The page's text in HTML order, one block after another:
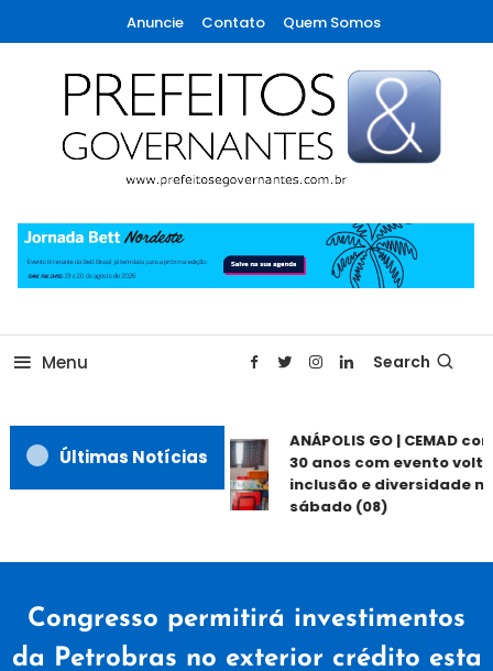
To
Content
Anuncie Contato Quem Somos
Prefeitos & Governantes
Menu Search
Últimas Notícias
ANÁPOLIS GO | CEMAD
30 anos com evento
inclusão e diversidade
sábado (08)
Congresso permitirá investimentos
da Petrobras no exterior crédito esta